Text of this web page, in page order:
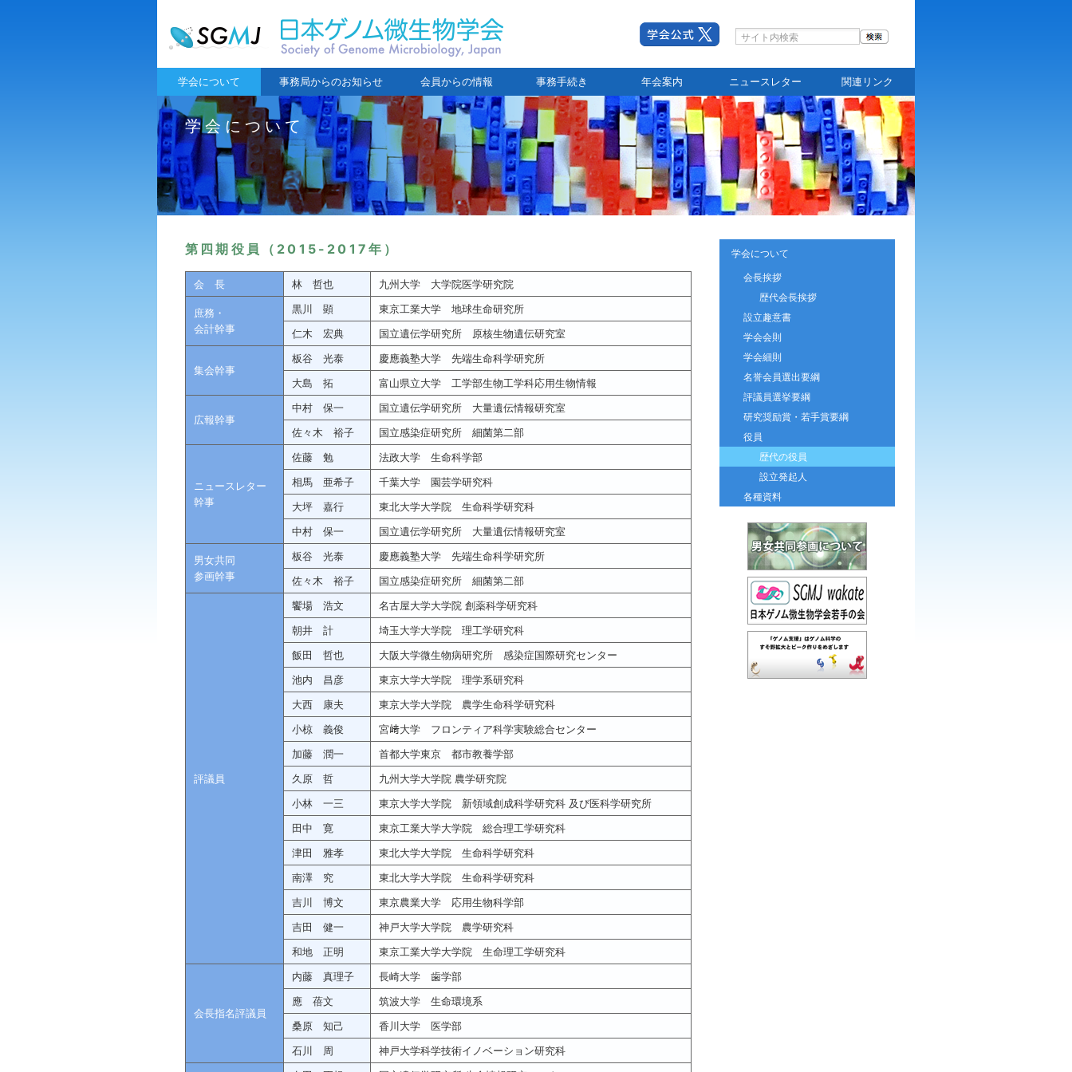
学会について 事務局からのお知らせ 会員からの情報 事務手続き 年会案内 ニュースレター 関連リンク
学会について
学会について
会長挨拶
歴代会長挨拶
設立趣意書
学会会則
学会細則
名誉会員選出要綱
評議員選挙要綱
研究奨励賞・若手賞要綱
役員
歴代の役員
設立発起人
各種資料
第四期役員（2015-2017年）
会長 林 哲也 九州大学 大学院医学研究院
庶務・
会計幹事
黒川 顕
東京工業大学 地球生命研究所
仁木 宏典
国立遺伝学研究所 原核生物遺伝研究室
集会幹事
板谷 光泰
慶應義塾大学 先端生命科学研究所
大島 拓
富山県立大学 工学部生物工学科応用生物情報
広報幹事
中村 保一
国立遺伝学研究所 大量遺伝情報研究室
佐々木 裕子
国立感染症研究所 細菌第二部
ニュースレター
幹事
佐藤 勉
法政大学 生命科学部
相馬 亜希子
千葉大学 園芸学研究科
大坪 嘉行
東北大学大学院 生命科学研究科
中村 保一
国立遺伝学研究所 大量遺伝情報研究室
男女共同
参画幹事
板谷 光泰
慶應義塾大学 先端生命科学研究所
佐々木 裕子
国立感染症研究所 細菌第二部
評議員
饗場 浩文
名古屋大学大学院 創薬科学研究科
朝井 計
埼玉大学大学院 理工学研究科
飯田 哲也
大阪大学微生物病研究所 感染症国際研究センター
池内 昌彦
東京大学大学院 理学系研究科
大西 康夫
東京大学大学院 農学生命科学研究科
小椋 義俊
宮﨑大学 フロンティア科学実験総合センター
加藤 潤一
首都大学東京 都市教養学部
久原 哲
九州大学大学院 農学研究院
小林 一三
東京大学大学院 新領域創成科学研究科 及び医科学研究所
田中 寛
東京工業大学大学院 総合理工学研究科
津田 雅孝
東北大学大学院 生命科学研究科
南澤 究
東北大学大学院 生命科学研究科
吉川 博文
東京農業大学 応用生物科学部
吉田 健一
神戸大学大学院 農学研究科
和地 正明
東京工業大学大学院 生命理工学研究科
会長指名評議員
内藤 真理子
長崎大学 歯学部
應 蓓文
筑波大学 生命環境系
桑原 知己
香川大学 医学部
石川 周
神戸大学科学技術イノベーション研究科